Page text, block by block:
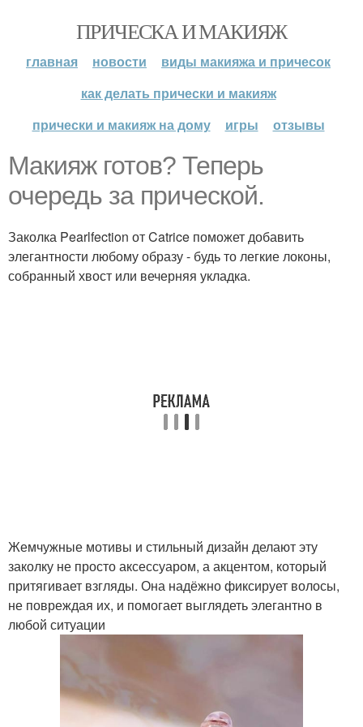
ПРИЧЕСКА И МАКИЯЖ
главная новости
виды макияжа и причесок
как делать прически и макияж
прически и макияж на дому
игры отзывы
Макияж готов? Теперь
очередь за прической.
Заколка Pearlfection от Catrice поможет добавить
элегантности любому образу - будь то легкие локоны,
собранный хвост или вечерняя укладка.
Жемчужные мотивы и стильный дизайн делают эту
заколку не просто аксессуаром, а акцентом, который
притягивает взгляды. Она надёжно фиксирует волосы,
не повреждая их, и помогает выглядеть элегантно в
любой ситуации